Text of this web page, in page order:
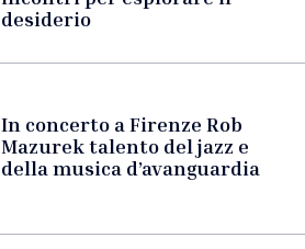
desiderio
In concerto a Firenze Rob
Mazurek talento del jazz e
della musica d’avanguardia